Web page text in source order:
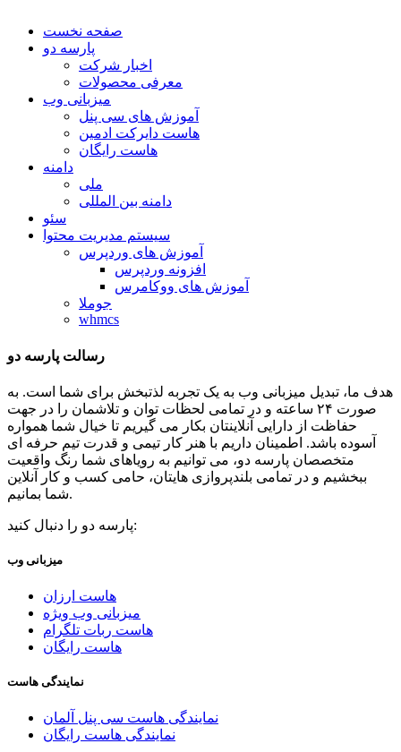
صفحه نخست
پارسه دو
اخبار شرکت
معرفی محصولات
میزبانی وب
آموزش های سی پنل
هاست دایرکت ادمین
هاست رایگان
دامنه
ملی
دامنه بین المللی
سئو
سیستم مدیریت محتوا
آموزش های وردپرس
افزونه وردپرس
آموزش های ووکامرس
جوملا
whmcs
رسالت پارسه دو
هدف ما، تبدیل میزبانی وب به یک تجربه لذتبخش برای شما است. به
صورت ۲۴ ساعته و در تمامی لحظات توان و تلاشمان را در جهت
حفاظت از دارایی آنلاینتان بکار می گیریم تا خیال شما همواره
آسوده باشد. اطمینان داریم با هنر کار تیمی و قدرت تیم حرفه ای
متخصصان پارسه دو، می توانیم به رویاهای شما رنگ واقعیت
ببخشیم و در تمامی بلندپروازی هایتان، حامی کسب و کار آنلاین
شما بمانیم.
پارسه دو را دنبال کنید:
میزبانی وب
هاست ارزان
میزبانی وب ویژه
هاست ربات تلگرام
هاست رایگان
نمایندگی هاست
نمایندگی هاست سی پنل آلمان
نمایندگی هاست رایگان